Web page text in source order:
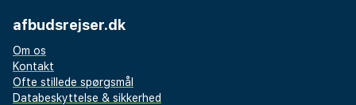
afbudsrejser.dk
Om os
Kontakt
Ofte stillede spørgsmål
Databeskyttelse & sikkerhed